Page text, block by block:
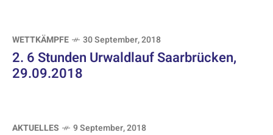
WETTKÄMPFE 30 September, 2018
2. 6 Stunden Urwaldlauf Saarbrücken,
29.09.2018
AKTUELLES 9 September, 2018